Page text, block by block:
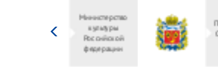
Министерство
культуры
Российской
федерации